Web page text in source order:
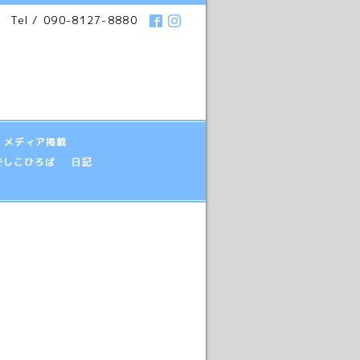
Tel / 090-8127-8880
メディア掲載
しこひろば
日記